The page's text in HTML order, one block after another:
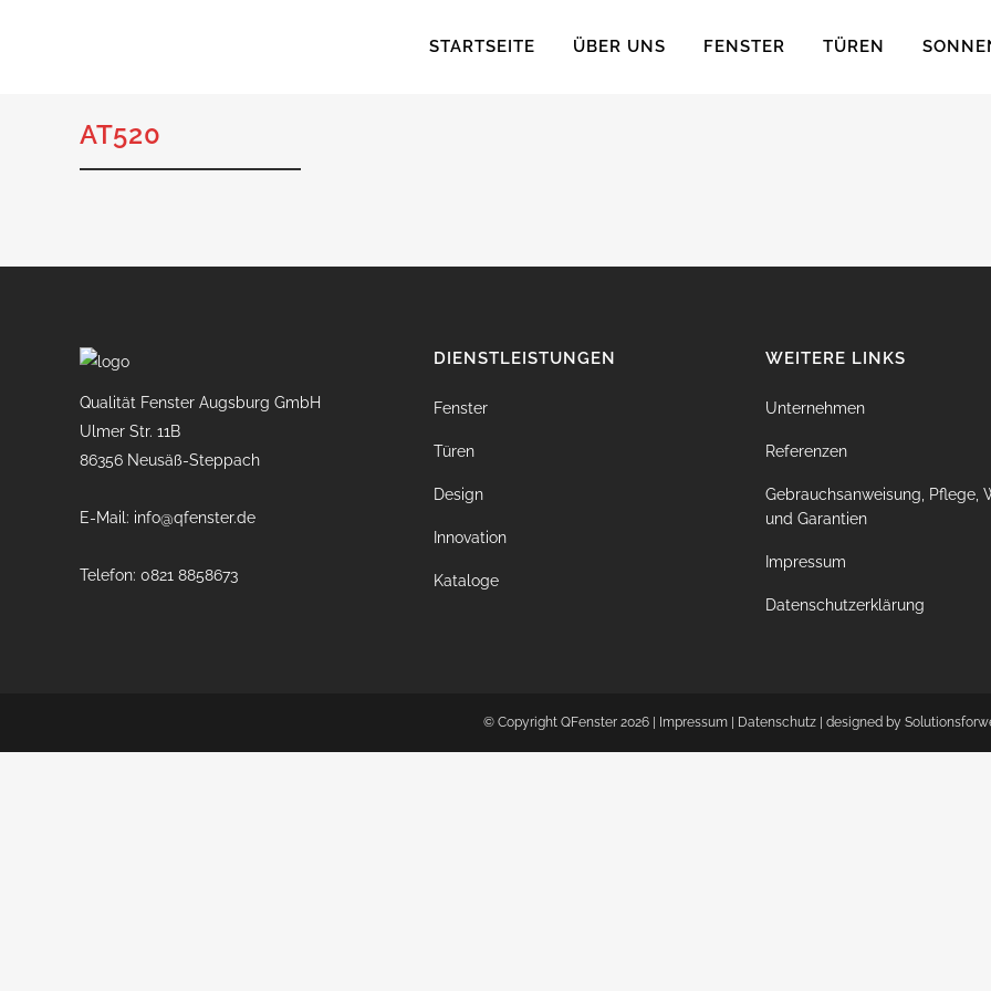
STARTSEITE ÜBER UNS FENSTER TÜREN
AT520
Qualität Fenster Augsburg GmbH
Ulmer Str. 11B
86356 Neusäß-Steppach
E-Mail: info@qfenster.de
Telefon: 0821 8858673
DIENSTLEISTUNGEN
Fenster
Türen
Design
Innovation
Kataloge
WEITERE LINKS
Unternehmen
Referenzen
Gebrauchsanweisung, Pflege,
und Garantien
Impressum
Datenschutzerklärung
© Copyright QFenster 2026 | Impressum| Datenschutz| designed by